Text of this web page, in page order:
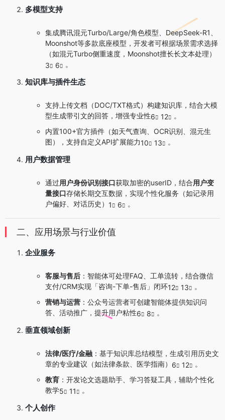
多模型支持
集成腾讯混元Turbo/Large/角色模型、DeepSeek-R1、
Moonshot等多款底座模型，开发者可根据场景需求选择
（如混元Turbo侧重速度，Moonshot擅长长文本处理）
3
6 。
知识库与插件生态
支持上传文档（DOC/TXT格式）构建知识库，结合大模
型生成带引文的回答，增强专业性6 12
。
内置100+官方插件（如天气查询、OCR识别、混元生
图），支持自定义API扩展能力10 13 。
用户数据管理
通过用户身份识别接口获取加密的userID，结合用户变
量接口存储长期交互数据，实现个性化服务（如记录用
户偏好、对话历史） 1 6 。
二、应用场景与行业价值
企业服务
客服与售后 ：智能体可处理FAQ、工单流转，结合微信
支付/CRM实现「咨询-下单-售后」闭环12 13
。
营销与运营 ：公众号运营者可创建智能体提供知识问
答、活动推广，提升用户粘性6 8 。
垂直领域创新
法律/医疗/金融 ：基于知识库总结模型，生成引用历史文
章的专业建议（如法律条款、医学指南） 6 12
。
教育 ：开发论文选题助手、学习答疑工具，辅助个性化
教学5 11 。
个人创作